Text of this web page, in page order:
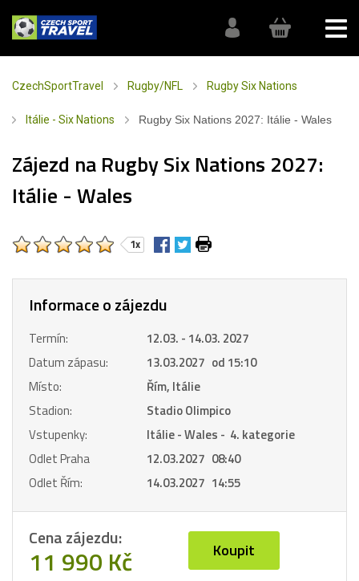
CzechSportTravel Rugby/NFL Rugby Six Nations
Itálie - Six Nations Rugby Six Nations 2027: Itálie - Wales
Zájezd na Rugby Six Nations 2027:
Itálie - Wales
1x
Informace o zájezdu
Termín:
12.03. - 14.03. 2027
Datum zápasu:
13.03.2027 od 15:10
Místo:
Řím, Itálie
Stadion:
Stadio Olimpico
Vstupenky:
Itálie - Wales - 4. kategorie
Odlet Praha
12.03.2027 08:40
Odlet Řím:
14.03.2027 14:55
Cena zájezdu:
11 990 Kč Koupit